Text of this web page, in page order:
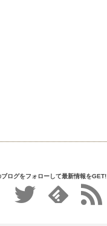
ログをフォローして最新情報をGET!